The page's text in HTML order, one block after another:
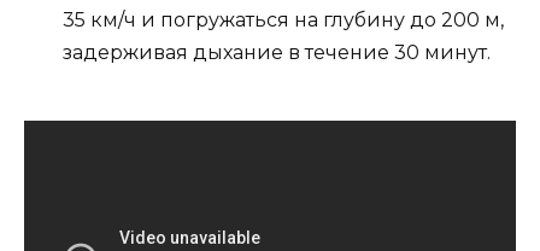
35 км/ч и погружаться на глубину до 200 м,
задерживая дыхание в течение 30 минут.